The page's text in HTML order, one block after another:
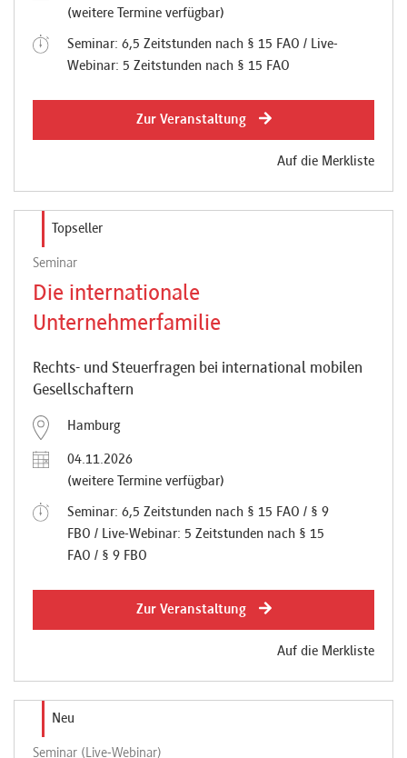
(weitere Termine verfügbar)
Seminar: 6,5 Zeitstunden nach § 15 FAO / Live-
Webinar: 5 Zeitstunden nach § 15 FAO
Zur Veranstaltung
Auf die Merkliste
Topseller
Seminar
Die internationale
Unternehmerfamilie
Rechts- und Steuerfragen bei international mobilen
Gesellschaftern
Hamburg
04.11.2026
(weitere Termine verfügbar)
Seminar: 6,5 Zeitstunden nach § 15 FAO / § 9
FBO / Live-Webinar: 5 Zeitstunden nach § 15
FAO / § 9 FBO
Zur Veranstaltung
Auf die Merkliste
Neu
Seminar (Live-Webinar)